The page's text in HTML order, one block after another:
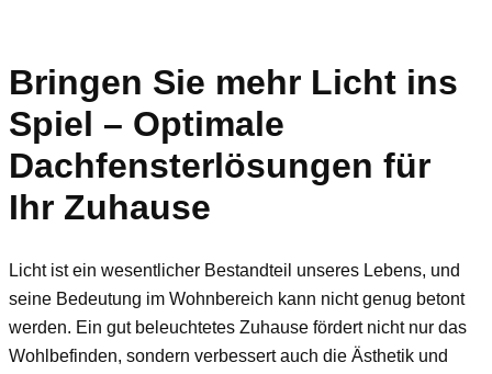
Bringen Sie mehr Licht ins
Spiel – Optimale
Dachfensterlösungen für
Ihr Zuhause
Licht ist ein wesentlicher Bestandteil unseres Lebens, und
seine Bedeutung im Wohnbereich kann nicht genug betont
werden. Ein gut beleuchtetes Zuhause fördert nicht nur das
Wohlbefinden, sondern verbessert auch die Ästhetik und